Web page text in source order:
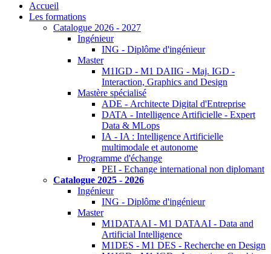
Accueil
Les formations
Catalogue 2026 - 2027
Ingénieur
ING - Diplôme d'ingénieur
Master
M1IGD - M1 DAIIG - Maj. IGD -
Interaction, Graphics and Design
Mastère spécialisé
ADE - Architecte Digital d'Entreprise
DATA - Intelligence Artificielle - Expert
Data & MLops
IA - IA : Intelligence Artificielle
multimodale et autonome
Programme d'échange
PEI - Echange international non diplomant
Catalogue 2025 - 2026
Ingénieur
ING - Diplôme d'ingénieur
Master
M1DATAAI - M1 DATAAI - Data and
Artificial Intelligence
M1DES - M1 DES - Recherche en Design